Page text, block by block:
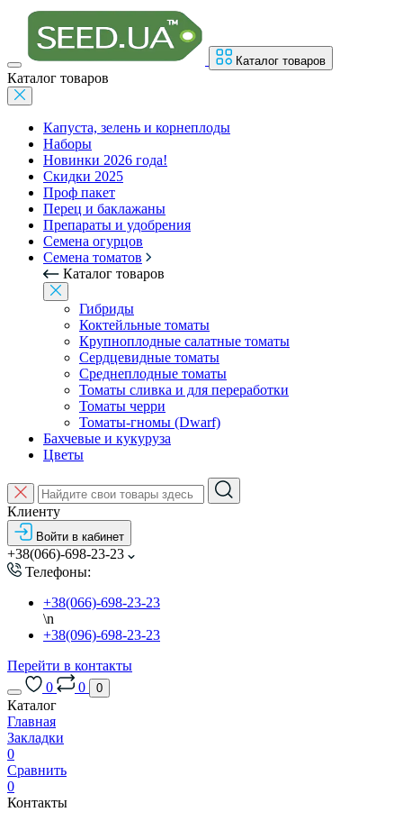
Каталог товаров
Каталог товаров
Капуста, зелень и корнеплоды
Наборы
Новинки 2026 года!
Скидки 2025
Проф пакет
Перец и баклажаны
Препараты и удобрения
Семена огурцов
Семена томатов
Каталог товаров
Гибриды
Коктейльные томаты
Крупноплодные салатные томаты
Сердцевидные томаты
Среднеплодные томаты
Томаты сливка и для переработки
Томаты черри
Томаты-гномы (Dwarf)
Бахчевые и кукуруза
Цветы
Клиенту
Войти в кабинет
+38(066)-698-23-23
Телефоны:
+38(066)-698-23-23
\n
+38(096)-698-23-23
Перейти в контакты
0
0 0
Каталог
Главная
Закладки
0
Сравнить
0
Контакты